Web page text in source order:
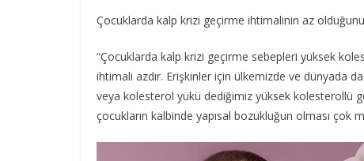
Çocuklarda kalp krizi geçirme ihtimalinin az
“Çocuklarda kalp krizi geçirme sebepleri yüksek
ihtimali azdır. Erişkinler için ülkemizde ve dünyada
veya kolesterol yükü dediğimiz yüksek kolesterollü
çocukların kalbinde yapısal bozukluğun olması çok